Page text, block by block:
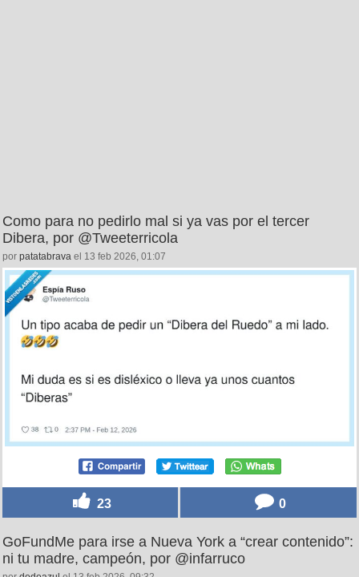
Como para no pedirlo mal si ya vas por el tercer
Dibera, por @Tweeterricola
por patatabrava el 13 feb 2026, 01:07
23 0
GoFundMe para irse a Nueva York a “crear contenido”:
ni tu madre, campeón, por @infarruco